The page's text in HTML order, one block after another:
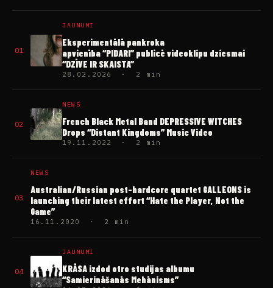
01
JAUNUMI
Eksperimentālā pankroka
apvienība “PIDARI” publicē videoklipu dziesmai
“DZĪVE IR SKAISTA”
28.02.2026 · 2 min
02
NEWS
French Black Metal Band DEPRESSIVE WITCHES
Drops “Distant Kingdoms” Music Video
19.11.2022 · 2 min
03
NEWS
Australian/Russian post-hardcore quartet GALLEONS is
launching their latest effort “Hate the Player, Not the
Game”
16.11.2020 · 2 min
04
JAUNUMI
KRĀSA izdod otro studijas albumu
“Samierināšanās Mehānisms”